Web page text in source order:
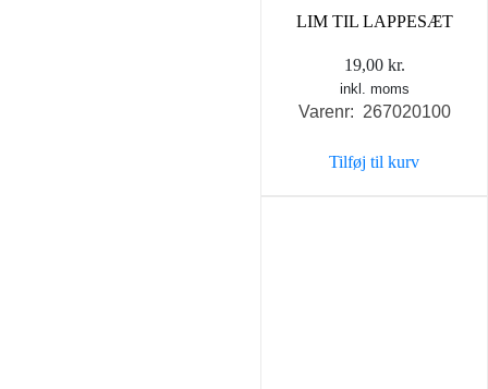
LIM TIL LAPPESÆT
19,00 kr.
inkl. moms
Varenr: 267020100
Tilføj til kurv